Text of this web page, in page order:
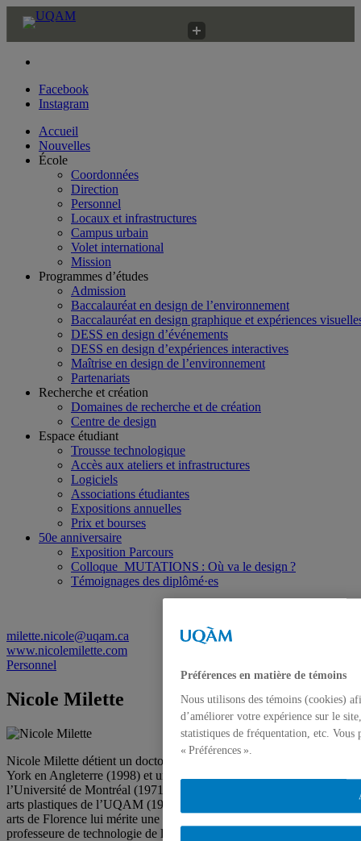
Facebook
Instagram
Accueil
Nouvelles
École
Coordonnées
Direction
Personnel
Locaux et infrastructures
Campus urbain
Volet international
Mission
Programmes d’études
Admission
Baccalauréat en design de l’environnement
Baccalauréat en design graphique et expériences
DESS en design d’événements
DESS en design d’expériences interactives
Maîtrise en design de l’environnement
Partenariats
Recherche et création
Domaines de recherche et de création
Centre de design
Espace étudiant
Trousse technologique
Accès aux ateliers et infrastructures
Logiciels
Associations étudiantes
Expositions annuelles
Prix et bourses
50e anniversaire
Exposition Parcours
Colloque MUTATIONS : Où va le design ?
Témoignages des diplômé·es
milette.nicole@uqam.ca
www.nicolemilette.com
Personnel
Nicole Milette
Nicole Milette détient un doctorat en architecture de l’Université de
York en Angleterre (1998) et un baccalauréat en architecture de
l’Université de Montréal (1971). Une année de son baccalauréat en
arts plastiques de l’UQAM (1987) passée à l’Académie des beaux-
arts de Florence lui mérite une « grande distinction ». Elle est
professeure de technologie de l’architecture de 1971 à 2004.
Préférences en matière de témoins
Nous utilisons des témoins (cookies)
d’améliorer votre expérience sur le
statistiques de fréquentation, etc.
« Préférences ».